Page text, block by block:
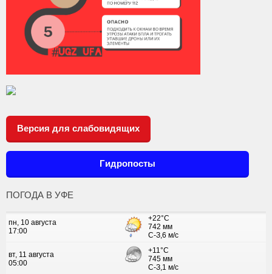
Версия для слабовидящих
Гидропосты
ПОГОДА В УФЕ